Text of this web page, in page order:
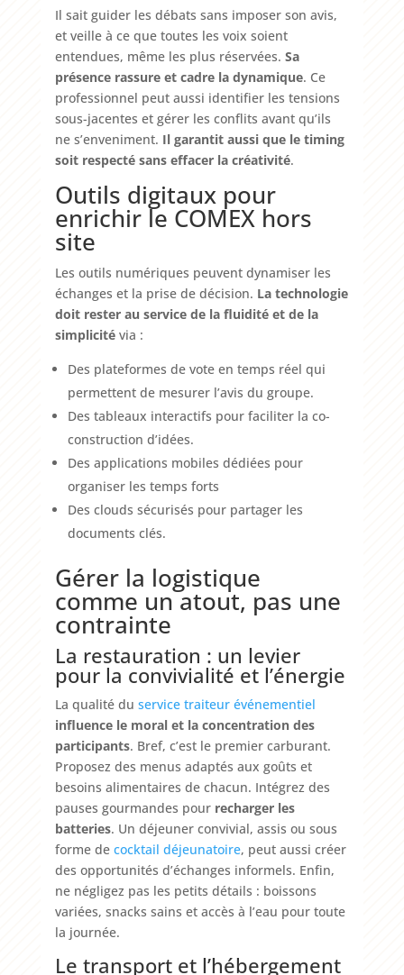
Il sait guider les débats sans imposer son avis,
et veille à ce que toutes les voix soient
entendues, même les plus réservées. Sa
présence rassure et cadre la dynamique. Ce
professionnel peut aussi identifier les tensions
sous-jacentes et gérer les conflits avant qu’ils
ne s’enveniment. Il garantit aussi que le timing
soit respecté sans effacer la créativité.
Outils digitaux pour
enrichir le COMEX hors
site
Les outils numériques peuvent dynamiser les
échanges et la prise de décision. La technologie
doit rester au service de la fluidité et de la
simplicité via :
Des plateformes de vote en temps réel qui
permettent de mesurer l’avis du groupe.
Des tableaux interactifs pour faciliter la co-
construction d’idées.
Des applications mobiles dédiées pour
organiser les temps forts
Des clouds sécurisés pour partager les
documents clés.
Gérer la logistique
comme un atout, pas une
contrainte
La restauration : un levier
pour la convivialité et l’énergie
La qualité du service traiteur événementiel
influence le moral et la concentration des
participants. Bref, c’est le premier carburant.
Proposez des menus adaptés aux goûts et
besoins alimentaires de chacun. Intégrez des
pauses gourmandes pour recharger les
batteries. Un déjeuner convivial, assis ou sous
forme de cocktail déjeunatoire, peut aussi créer
des opportunités d’échanges informels. Enfin,
ne négligez pas les petits détails : boissons
variées, snacks sains et accès à l’eau pour toute
la journée.
Le transport et l’hébergement